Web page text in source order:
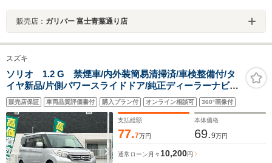
販売店： ガリバー 富士青葉通り店
スズキ
ソリオ 1.2 G 禁煙車/内外装簡易清掃済/車検整備付/タ
イヤ新品/片側パワースライドドア/純正ディーラーナビ
CN-E203Z/ワンセグTV/FM/AM/CD/USB/フルフラットシ
ート/ISOFIX/純正フロアマット/純正ドアバイザー/プッシ
ュスタート
販売店保証 車両品質評価書付 購入プラン付 オンライン相談可 360°画像付
支払総額
77.7万円
本体価格
69.9万円
通常ローン 月々 10,200円